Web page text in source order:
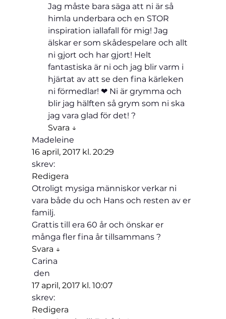
Jag måste bara säga att ni är så
himla underbara och en STOR
inspiration iallafall för mig! Jag
älskar er som skådespelare och allt
ni gjort och har gjort! Helt
fantastiska är ni och jag blir varm i
hjärtat av att se den fina kärleken
ni förmedlar! ❤ Ni är grymma och
blir jag hälften så grym som ni ska
jag vara glad för det! ?
Svara ↓
Madeleine
16 april, 2017 kl. 20:29
skrev:
Redigera
Otroligt mysiga människor verkar ni
vara både du och Hans och resten av er
familj.
Grattis till era 60 år och önskar er
många fler fina år tillsammans ?
Svara ↓
Carina
den
17 april, 2017 kl. 10:07
skrev:
Redigera